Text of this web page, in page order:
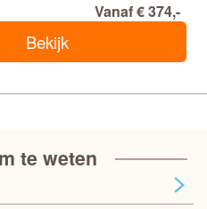
Vanaf € 374,-
Bekijk
te weten